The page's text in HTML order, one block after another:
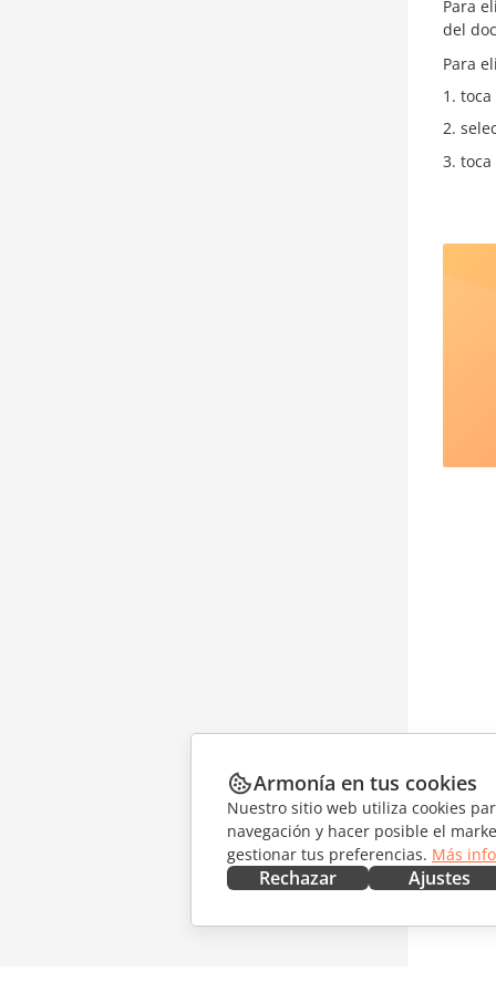
Para
del
Para
Armonía en tus cookies
Nuestro sitio web utiliza cookies
navegación y hacer posible el
gestionar tus preferencias. Más
Rechazar Ajustes